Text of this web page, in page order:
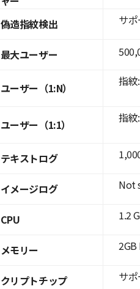
偽造指紋検出
最大ユーザー
ユーザー（1:N）
ユーザー（1:1）
テキストログ
イメージログ
CPU
メモリー
クリプトチップ
サ
指紋
指紋
Not
1.2
2GB
サ